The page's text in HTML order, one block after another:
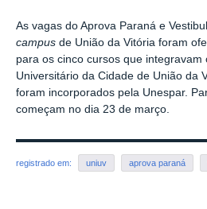
As vagas do Aprova Paraná e
campus de União da Vitória foram
para os cinco cursos que integravam
Universitário da Cidade de União da
foram incorporados pela Unespar.
começam no dia 23 de março.
registrado em: uniuv aprova paraná